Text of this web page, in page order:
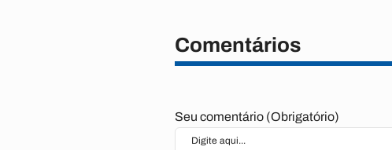
Comentários
Seu comentário (Obrigatório)